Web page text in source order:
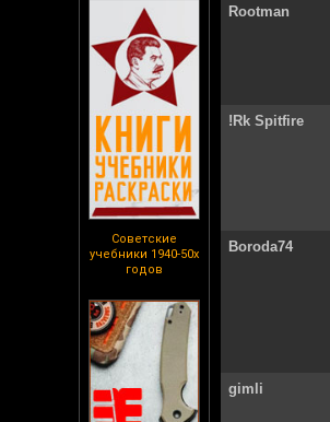
Советские
учебники 1940-50х
годов
Rootman
!Rk Spitfire
Boroda74
gimli